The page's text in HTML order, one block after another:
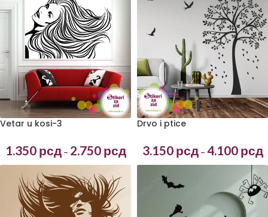
Vetar u kosi-3
1.350 рсд – 2.750 рсд
Drvo i ptice
3.150 рсд – 4.100 рсд